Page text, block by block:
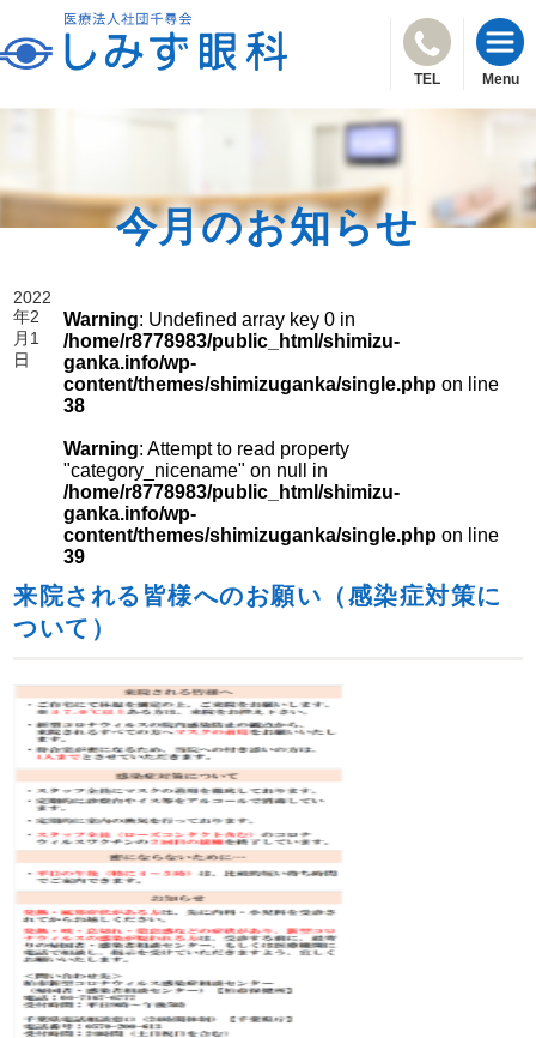
TEL Menu
今月のお知らせ
2022
年2
月1
日
Warning: Undefined array key 0 in
/home/r8778983/public_html/shimizu-
ganka.info/wp-
content/themes/shimizuganka/single.php on line
38
Warning: Attempt to read property
"category_nicename" on null in
/home/r8778983/public_html/shimizu-
ganka.info/wp-
content/themes/shimizuganka/single.php on line
39
来院される皆様へのお願い（感染症対策に
ついて）